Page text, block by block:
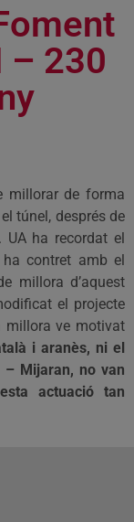
– 230
millorar de forma
túnel, després de
UA ha recordat el
contret amb el
millora d’aquest
el projecte
millora ve motivat
i aranès, ni el
– Mijaran, no van
actuació tan